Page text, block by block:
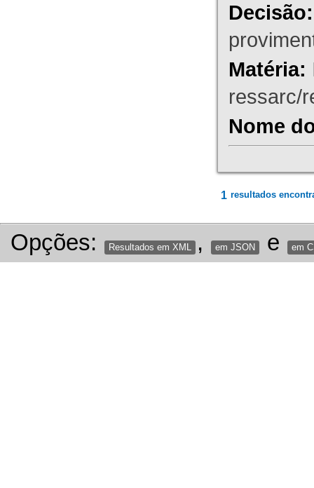
Decisão:
Matéria:
ressarc/
Nome
1 resultados
Opções: Resultados em XML , em JSON e em